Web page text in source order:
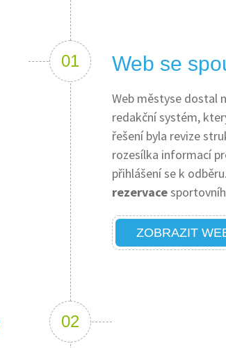
Web se
Web městyse dostal
redakční systém,
řešení byla revize
rozesílka informací
přihlášení se k
rezervace
ZOBRAZIT